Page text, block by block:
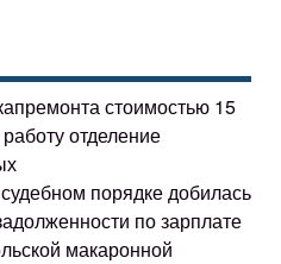
стоимостью 15
отделение
порядке добилась
по зарплате
макаронной